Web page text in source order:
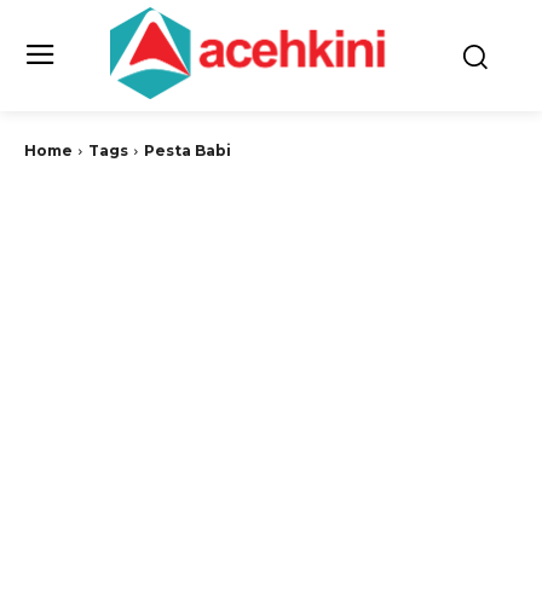
Home Tags Pesta Babi